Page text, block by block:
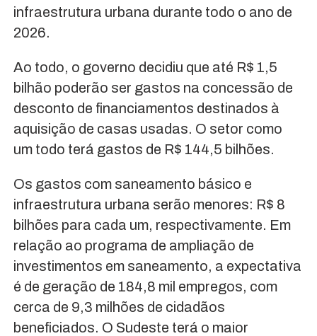
infraestrutura urbana durante todo o ano de
2026.
Ao todo, o governo decidiu que até R$ 1,5
bilhão poderão ser gastos na concessão de
desconto de financiamentos destinados à
aquisição de casas usadas. O setor como
um todo terá gastos de R$ 144,5 bilhões.
Os gastos com saneamento básico e
infraestrutura urbana serão menores: R$ 8
bilhões para cada um, respectivamente. Em
relação ao programa de ampliação de
investimentos em saneamento, a expectativa
é de geração de 184,8 mil empregos, com
cerca de 9,3 milhões de cidadãos
beneficiados. O Sudeste terá o maior